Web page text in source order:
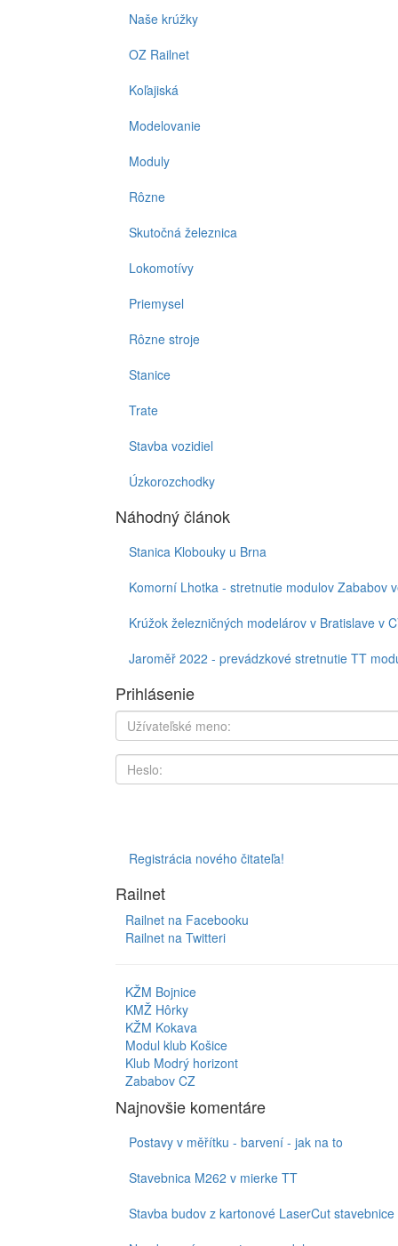
Naše krúžky
OZ Railnet
Koľajiská
Modelovanie
Moduly
Rôzne
Skutočná železnica
Lokomotívy
Priemysel
Rôzne stroje
Stanice
Trate
Stavba vozidiel
Úzkorozchodky
Náhodný článok
Stanica Klobouky u Brna
Komorní Lhotka - stretnutie modulov Zababov
Krúžok železničných modelárov v Bratislave v
Jaroměř 2022 - prevádzkové stretnutie TT
Prihlásenie
Registrácia nového čitateľa!
Railnet
Railnet na Facebooku
Railnet na Twitteri
KŽM Bojnice
KMŽ Hôrky
KŽM Kokava
Modul klub Košice
Klub Modrý horizont
Zababov CZ
Najnovšie komentáre
Postavy v měřítku - barvení - jak na to
Stavebnica M262 v mierke TT
Stavba budov z kartonové LaserCut stavebnice